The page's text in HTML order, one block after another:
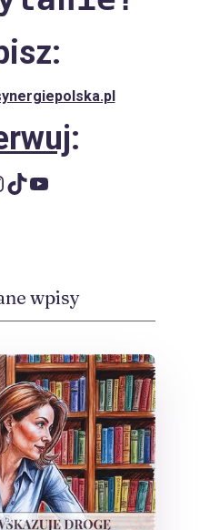
:
TikTok
YouTube
wpisy